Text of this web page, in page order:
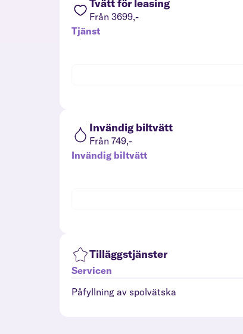
Tvätt för leasing
Från 3699,-
Tjänst
Invändig biltvätt
Från 749,-
Invändig biltvätt
Tilläggstjänster
Servicen
Påfyllning av spolvätska